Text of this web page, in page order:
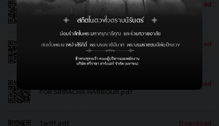
แบบฟอร์มการขอเข้าเยี่ยมชมกิจการ (ท่าเรือ) Download
BERTH - SAILING APPLICATION FOR
SRIRACHA HARBOUR.pdf
Download
FOR SRIRACHA HARBOUR.pdf
Download
Tariff.pdf Download